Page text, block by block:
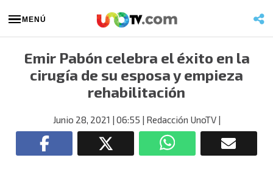
MENÚ
Emir Pabón celebra el éxito en la
cirugía de su esposa y empieza
rehabilitación
Junio 28, 2021 | 06:55 | Redacción UnoTV|